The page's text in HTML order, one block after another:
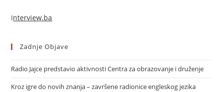
Interview.ba
Zadnje Objave
Radio Jajce predstavio aktivnosti Centra za obrazovanje i druženje
Kroz igre do novih znanja – završene radionice engleskog jezika